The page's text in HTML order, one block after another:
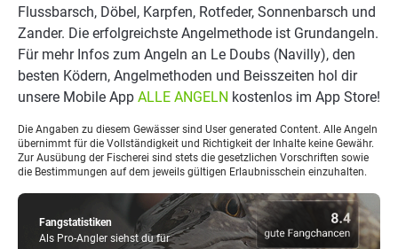
Fangstatistiken
Als Pro-Angler siehst du für
Flussbarsch, Döbel, Karpfen, Rotfeder, Sonnenbarsch und
Zander. Die erfolgreichste Angelmethode ist Grundangeln.
Für mehr Infos zum Angeln an Le Doubs (Navilly), den
besten Ködern, Angelmethoden und Beisszeiten hol dir
unsere Mobile App ALLE ANGELN kostenlos im App Store!
Die Angaben zu diesem Gewässer sind User generated Content. Alle Angeln
übernimmt für die Vollständigkeit und Richtigkeit der Inhalte keine Gewähr.
Zur Ausübung der Fischerei sind stets die gesetzlichen Vorschriften sowie
die Bestimmungen auf dem jeweils gültigen Erlaubnisschein einzuhalten.